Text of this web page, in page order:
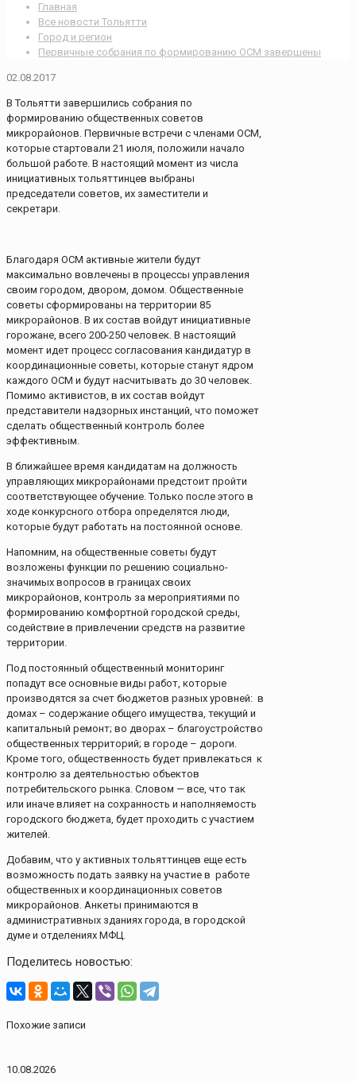
Главная
Все новости Тольятти
Город и регион
Первичные собрания по формированию ОСМ завершены
02.08.2017
В Тольятти завершились собрания по
формированию общественных советов
микрорайонов. Первичные встречи с членами ОСМ,
которые стартовали 21 июля, положили начало
большой работе. В настоящий момент из числа
инициативных тольяттинцев выбраны
председатели советов, их заместители и
секретари.
Благодаря ОСМ активные жители будут
максимально вовлечены в процессы управления
своим городом, двором, домом. Общественные
советы сформированы на территории 85
микрорайонов. В их состав войдут инициативные
горожане, всего 200-250 человек. В настоящий
момент идет процесс согласования кандидатур в
координационные советы, которые станут ядром
каждого ОСМ и будут насчитывать до 30 человек.
Помимо активистов, в их состав войдут
представители надзорных инстанций, что поможет
сделать общественный контроль более
эффективным.
В ближайшее время кандидатам на должность
управляющих микрорайонами предстоит пройти
соответствующее обучение. Только после этого в
ходе конкурсного отбора определятся люди,
которые будут работать на постоянной основе.
Напомним, на общественные советы будут
возложены функции по решению социально-
значимых вопросов в границах своих
микрорайонов, контроль за мероприятиями по
формированию комфортной городской среды,
содействие в привлечении средств на развитие
территории.
Под постоянный общественный мониторинг
попадут все основные виды работ, которые
производятся за счет бюджетов разных уровней: в
домах – содержание общего имущества, текущий и
капитальный ремонт; во дворах – благоустройство
общественных территорий; в городе – дороги.
Кроме того, общественность будет привлекаться к
контролю за деятельностью объектов
потребительского рынка. Словом — все, что так
или иначе влияет на сохранность и наполняемость
городского бюджета, будет проходить с участием
жителей.
Добавим, что у активных тольяттинцев еще есть
возможность подать заявку на участие в работе
общественных и координационных советов
микрорайонов. Анкеты принимаются в
административных зданиях города, в городской
думе и отделениях МФЦ.
Поделитесь новостью:
Похожие записи
10.08.2026